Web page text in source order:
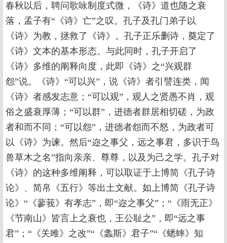
春秋以后，聘问歌咏制度式微，《诗》道也随之衰
落，孟子有“《诗》亡”之叹。孔子及孔门弟子以
《诗》为教，拯救了《诗》。孔子正乐删诗，奠定了
《诗》文本的基本形态。与此同时，孔子开启了
《诗》多维的阐释向度，此即《诗》之“兴观群
怨”说。《诗》“可以兴”，说《诗》者引譬连类，闻
《诗》者感发志意；“可以观”，观人之贤愚不肖，观
俗之盛衰厚薄；“可以群”，进德者群居相切磋，为政
者和而不同；“可以怨”，进德者怨而不怒，为政者可
以《诗》为谏。然后“迩之事父，远之事君，多识于鸟
兽草木之名”指向亲亲、尊尊，以及为己之学。孔子对
《诗》的这种多维阐释，可以取证于上博简《孔子诗
论》、简帛《五行》等出土文献。如上博简《孔子诗
论》“《蓼莪》有孝志”，即“迩之事父”；“《雨无正》
《节南山》皆言上之衰也，王公耻之”，即“远之事
君”；“《关雎》之改”“《螽斯》君子”“《蟋蟀》知